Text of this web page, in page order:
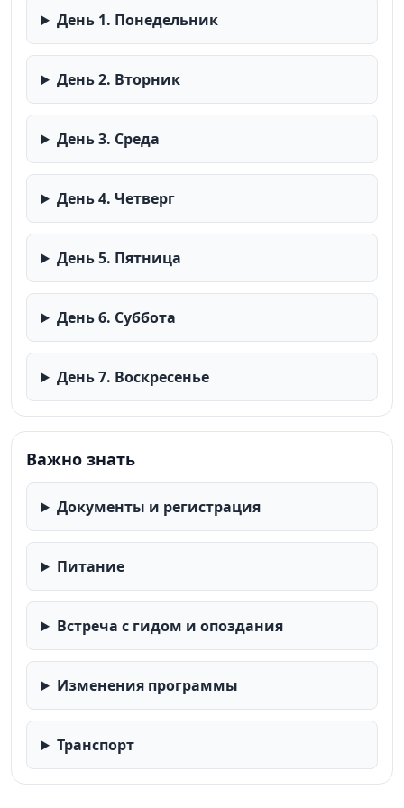
День 1. Понедельник
День 2. Вторник
День 3. Среда
День 4. Четверг
День 5. Пятница
День 6. Суббота
День 7. Воскресенье
Важно знать
Документы и регистрация
Питание
Встреча с гидом и опоздания
Изменения программы
Транспорт